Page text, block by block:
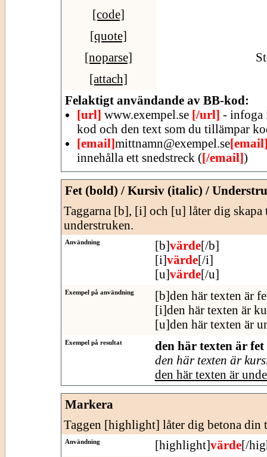
[code]
[quote]
[noparse]
[attach]
Felaktigt användande av BB-kod:
[url] www.exempel.se [/url] - infoga
kod och den text som du tillämpar
[email]mittnamn@exempel.se
innehålla ett snedstreck ([/email])
Fet (bold) / Kursiv (italic) /
Taggarna [b], [i] och [u] låter dig
understruken.
Användning [b]värde[/b]
[i]värde[/i]
[u]värde[/u]
Exempel på användning
[b]den här texten är
[i]den här texten är
[u]den här texten är
Exempel på resultat
den här texten är fet
den här texten är
den här texten är
Markera
Taggen [highlight] låter dig betona din
Användning [highlight]värde[/